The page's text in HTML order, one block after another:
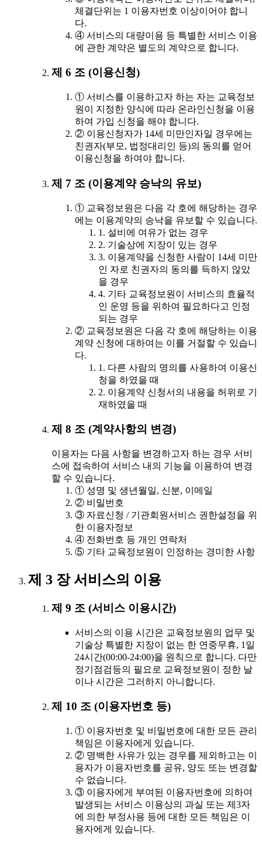
체결단위는 1 이용자번호 이상이어야 합니
다.
④ 서비스의 대량이용 등 특별한 서비스 이용
에 관한 계약은 별도의 계약으로 합니다.
제 6 조 (이용신청)
① 서비스를 이용하고자 하는 자는 교육정보
원이 지정한 양식에 따라 온라인신청을 이용
하여 가입 신청을 해야 합니다.
② 이용신청자가 14세 미만인자일 경우에는
친권자(부모, 법정대리인 등)의 동의를 얻어
이용신청을 하여야 합니다.
제 7 조 (이용계약 승낙의 유보)
① 교육정보원은 다음 각 호에 해당하는 경우
에는 이용계약의 승낙을 유보할 수 있습니다.
1. 설비에 여유가 없는 경우
2. 기술상에 지장이 있는 경우
3. 이용계약을 신청한 사람이 14세 미만
인 자로 친권자의 동의를 득하지 않았
을 경우
4. 기타 교육정보원이 서비스의 효율적
인 운영 등을 위하여 필요하다고 인정
되는 경우
② 교육정보원은 다음 각 호에 해당하는 이용
계약 신청에 대하여는 이를 거절할 수 있습니
다.
1. 다른 사람의 명의를 사용하여 이용신
청을 하였을 때
2. 이용계약 신청서의 내용을 허위로 기
재하였을 때
제 8 조 (계약사항의 변경)
이용자는 다음 사항을 변경하고자 하는 경우 서비
스에 접속하여 서비스 내의 기능을 이용하여 변경
할 수 있습니다.
① 성명 및 생년월일, 신분, 이메일
② 비밀번호
③ 자료신청 / 기관회원서비스 권한설정을 위
한 이용자정보
④ 전화번호 등 개인 연락처
⑤ 기타 교육정보원이 인정하는 경미한 사항
제 3 장 서비스의 이용
제 9 조 (서비스 이용시간)
서비스의 이용 시간은 교육정보원의 업무 및
기술상 특별한 지장이 없는 한 연중무휴, 1일
24시간(00:00-24:00)을 원칙으로 합니다. 다만
정기점검등의 필요로 교육정보원이 정한 날
이나 시간은 그러하지 아니합니다.
제 10 조 (이용자번호 등)
① 이용자번호 및 비밀번호에 대한 모든 관리
책임은 이용자에게 있습니다.
② 명백한 사유가 있는 경우를 제외하고는 이
용자가 이용자번호를 공유, 양도 또는 변경할
수 없습니다.
③ 이용자에게 부여된 이용자번호에 의하여
발생되는 서비스 이용상의 과실 또는 제3자
에 의한 부정사용 등에 대한 모든 책임은 이
용자에게 있습니다.